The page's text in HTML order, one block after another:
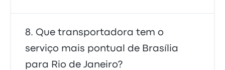
Que transportadora tem o
serviço mais pontual de Brasília
para Rio de Janeiro?